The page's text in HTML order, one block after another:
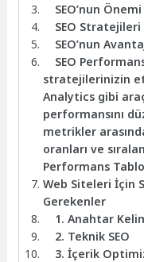
SEO’nun Önemi
SEO Stratejileri
SEO’nun
SEO
stratejilerinizin
Analytics gibi
performansını
metrikler
oranları ve
Performans
Web Siteleri İçin
Gerekenler
1. Anahtar
2. Teknik SEO
3. İçerik